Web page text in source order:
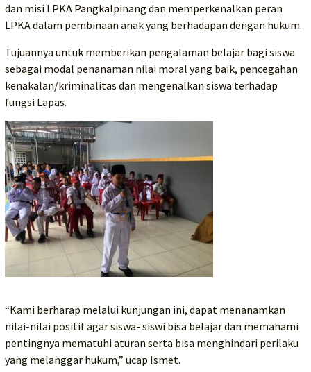
dan misi LPKA Pangkalpinang dan memperkenalkan peran
LPKA dalam pembinaan anak yang berhadapan dengan hukum.
Tujuannya untuk memberikan pengalaman belajar bagi siswa
sebagai modal penanaman nilai moral yang baik, pencegahan
kenakalan/kriminalitas dan mengenalkan siswa terhadap
fungsi Lapas.
“Kami berharap melalui kunjungan ini, dapat menanamkan
nilai-nilai positif agar siswa- siswi bisa belajar dan memahami
pentingnya mematuhi aturan serta bisa menghindari perilaku
yang melanggar hukum,” ucap Ismet.